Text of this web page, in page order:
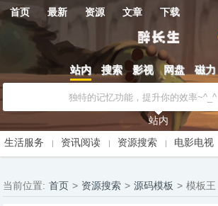
首页 最新 资源 文章 下载
站内 搜索 影视 网盘 磁力
站内
生活服务
资讯阅读 资源搜索 电影电视
当前位置: 首页 > 资源搜索 > 源码模板 > 模板王